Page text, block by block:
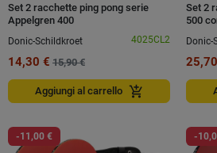
Set 2 racchette ping pong serie
Appelgren 400
Donic-Schildkroet
4025CL2
14,30 € 15,90 €
Aggiungi al carrello add_shopping_cart
Set 2
500
Donic-
-11,00 € -